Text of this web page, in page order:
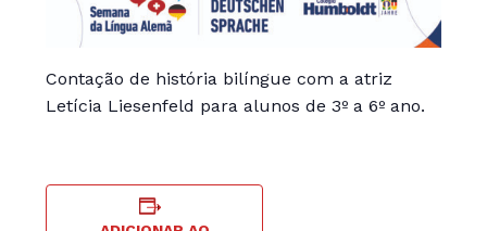
Contação de história bilíngue com a atriz
Letícia Liesenfeld para alunos de 3º a 6º ano.